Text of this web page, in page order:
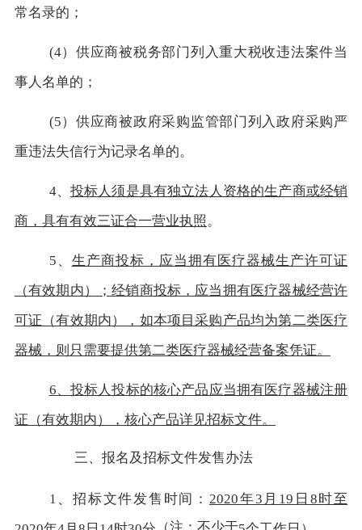
常名录的；
(4）供应商被税务部门列入重大税收违法案件当
事人名单的；
(5）供应商被政府采购监管部门列入政府采购严
重违法失信行为记录名单的。
4、 投标人须是具有独立法人资格的生产商或经销
商，具有有效三证合一营业执照 。
5、 生产商投标，应当拥有医疗器械生产许可证
（有效期内）；经销商投标，应当拥有医疗器械经营许
可证（有效期内），如本项目采购产品均为第二类医疗
器械，则只需要提供第二类医疗器械经营备案凭证。
6、投标人投标的核心产品应当拥有医疗器械注册
证（有效期内），核心产品详见招标文件。
三、报名及招标文件发售办法
1、招标文件发售时间： 2020年3月19日8时至
（注：不少于